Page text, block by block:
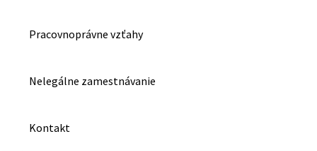
Pracovnoprávne vzťahy
Nelegálne zamestnávanie
Kontakt